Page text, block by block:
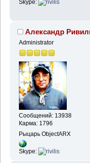
Skype:
Александр
Administrator
Сообщений: 13938
Карма: 1796
Рыцарь ObjectARX
Skype: